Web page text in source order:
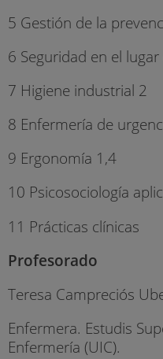
5 Gestión de la
6 Seguridad en el
7 Higiene industrial 2
8 Enfermería de
9 Ergonomía 1,4
10 Psicosociología
11 Prácticas clínicas
Profesorado
Teresa Campreciós
Enfermera. Estudis
Enfermería (UIC).